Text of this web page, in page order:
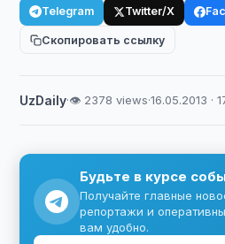
Telegram Twitter/X
Скопировать ссылку
UzDaily·👁 2378 views·16.05.2013 ·
Будьте в курсе
Получайте главные
репортажи и
вам удобно.